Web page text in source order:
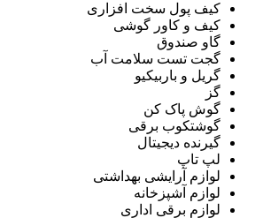
کیف پول سخت افزاری
کیف و کاور گوشی
گاو صندوق
گجت تست سلامت آب
گریل و باربیکیو
گز
گوش پاک کن
گوشتکوب برقی
گیرنده دیجیتال
لپ تاپ
لوازم آرایشی بهداشتی
لوازم آشپزخانه
لوازم برقی اداری